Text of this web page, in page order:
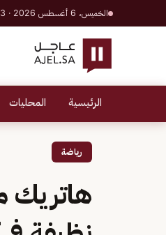
الخميس، 6 أغسطس 2026 · 23 صفر 1448 هـ
الرئيسية المحليات
رياضة
هاتريك